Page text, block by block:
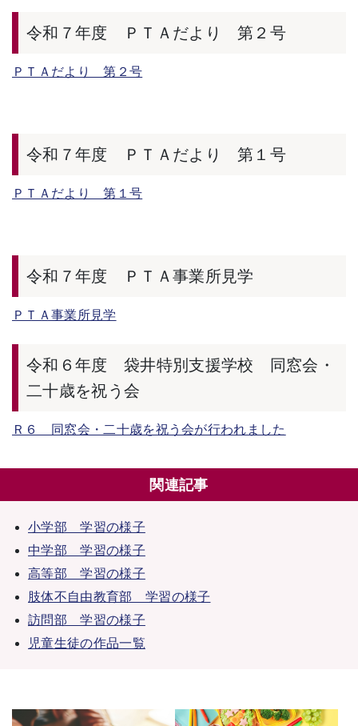
令和７年度 ＰＴＡだより 第２号
ＰＴＡだより 第２号
令和７年度 ＰＴＡだより 第１号
ＰＴＡだより 第１号
令和７年度 ＰＴＡ事業所見学
ＰＴＡ事業所見学
令和６年度 袋井特別支援学校 同窓会・
二十歳を祝う会
Ｒ６ 同窓会・二十歳を祝う会が行われました
関連記事
小学部 学習の様子
中学部 学習の様子
高等部 学習の様子
肢体不自由教育部 学習の様子
訪問部 学習の様子
児童生徒の作品一覧